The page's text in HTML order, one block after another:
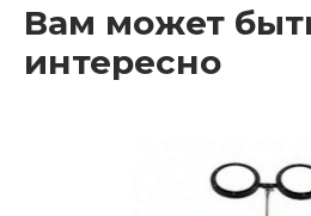
Вам может
интересно